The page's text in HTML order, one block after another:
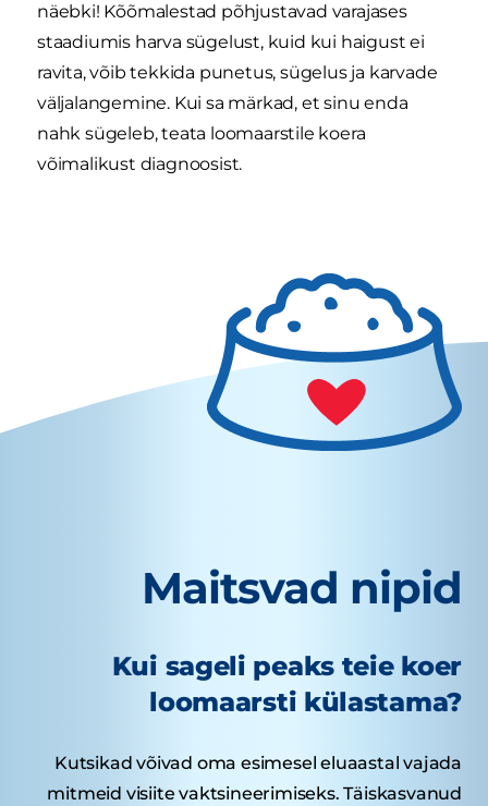
näebki! Kõõmalestad põhjustavad varajases
staadiumis harva sügelust, kuid kui haigust ei
ravita, võib tekkida punetus, sügelus ja karvade
väljalangemine. Kui sa märkad, et sinu enda
nahk sügeleb, teata loomaarstile koera
võimalikust diagnoosist.
Maitsvad nipid
Kui sageli peaks teie koer
loomaarsti külastama?
Kutsikad võivad oma esimesel eluaastal vajada
mitmeid visiite vaktsineerimiseks. Täiskasvanud